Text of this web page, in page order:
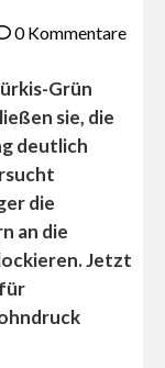
0 Kommentare
Grün
sie, die
deutlich
die
an die
Jetzt